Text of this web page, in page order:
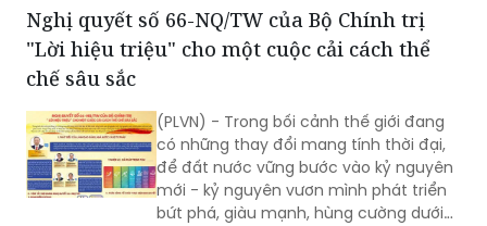
vượng.
còn gửi một thông điệp dứt khoát: mọi
quyết sách từ nay phải đi ngay vào
chất trong thực tiễn và bằng sự hài
lòng của Nhân dân.
Nghị quyết số 66-NQ/TW của Bộ Chính trị
"Lời hiệu triệu" cho một cuộc cải cách thể
chế sâu sắc
(PLVN) - Trong bối cảnh thế giới đang
có những thay đổi mang tính thời đại,
để đất nước vững bước vào kỷ nguyên
mới - kỷ nguyên vươn mình phát triển
bứt phá, giàu mạnh, hùng cường dưới